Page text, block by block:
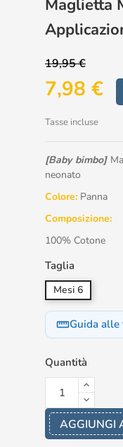
Maglietta
19,95 €
7,98 €
Tasse incluse
[Baby bimbo]
neonato
Colore: Panna
Composizione:
100% Cotone
Taglia
Mesi 6
straightenGuida
Quantità
AGGIUNGI